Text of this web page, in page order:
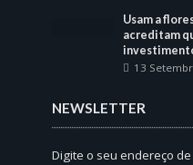
Usam a
acreditam
13
NEWSLETTER
Digite o seu endereço